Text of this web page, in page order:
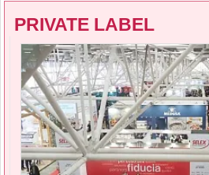
PRIVATE LABEL